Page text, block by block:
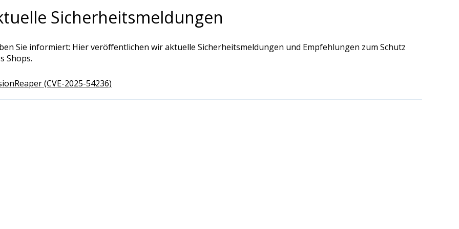
Sicherheitsmeldungen
Sie informiert: Hier veröffentlichen wir aktuelle Sicherheitsmeldungen und Empfehlungen zum Schutz
Shops.
(CVE-2025-54236)